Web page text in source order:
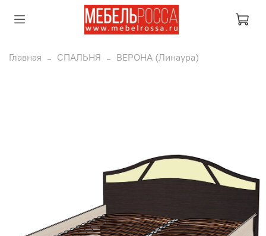
Главная СПАЛЬНЯ ВЕРОНА (Линаура)